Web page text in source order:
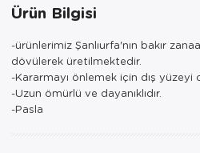
Ürün Bilgisi
-ürünlerimiz Şanlıurfa'nın bakır
dövülerek üretilmektedir.
-Kararmayı önlemek için dış yüzeyi
-Uzun ömürlü ve dayanıklıdır.
-Pasla